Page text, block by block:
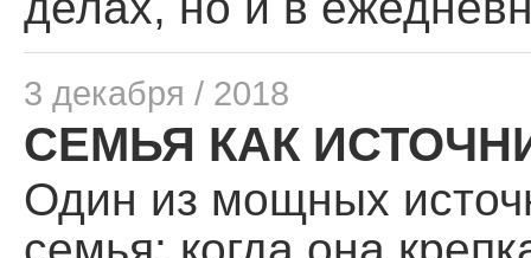
3 декабря / 2018
СЕМЬЯ КАК
Один из мощных